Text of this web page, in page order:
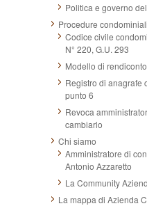
Politica e governo
Procedure condominiali
Codice civile
N° 220, G.U. 293
Modello di
Registro di anagrafe
punto 6
Revoca
cambiarlo
Chi siamo
Amministratore di
Antonio Azzaretto
La Community
La mappa di Azienda